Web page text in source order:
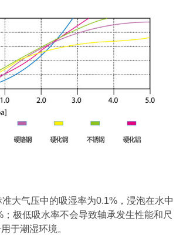
大气压中的吸湿率为0.1%，浸泡在水中
极低吸水率不会导致轴承发生性能和尺
于潮湿环境。